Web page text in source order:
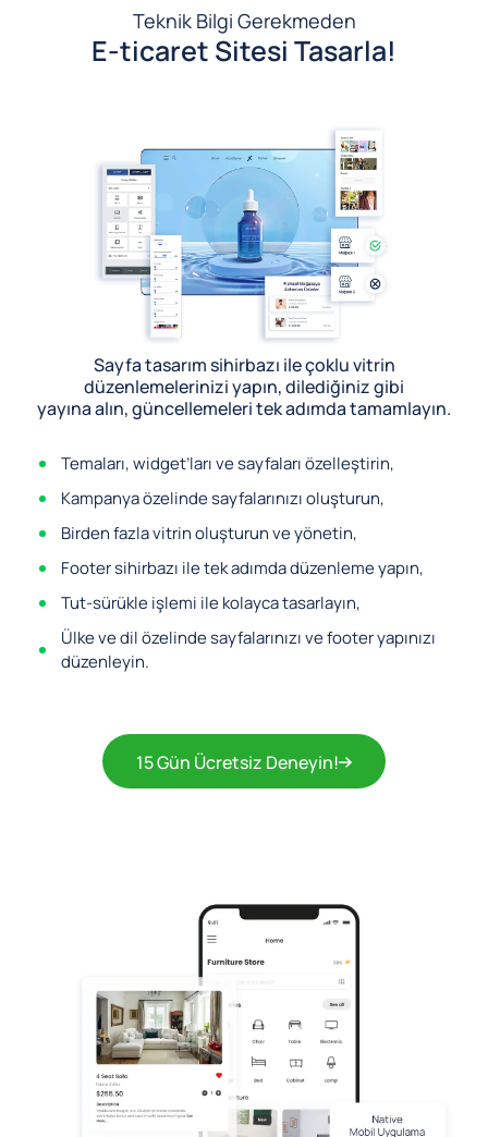
Teknik Bilgi Gerekmeden
E-ticaret Sitesi Tasarla!
Sayfa tasarım sihirbazı ile çoklu vitrin
düzenlemelerinizi yapın, dilediğiniz gibi
yayına alın, güncellemeleri tek adımda tamamlayın.
Temaları, widget’ları ve sayfaları özelleştirin,
Kampanya özelinde sayfalarınızı oluşturun,
Birden fazla vitrin oluşturun ve yönetin,
Footer sihirbazı ile tek adımda düzenleme yapın,
Tut-sürükle işlemi ile kolayca tasarlayın,
Ülke ve dil özelinde sayfalarınızı ve footer yapınızı
düzenleyin.
15 Gün Ücretsiz Deneyin!